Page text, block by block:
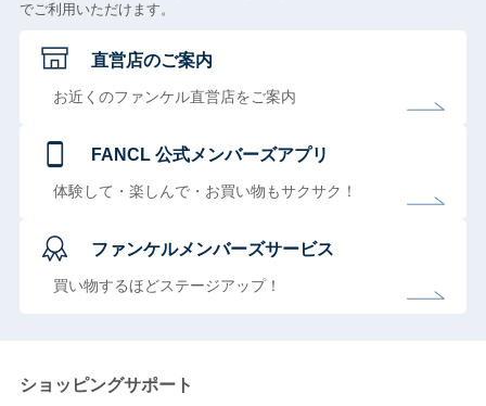
でご利用いただけます。
直営店のご案内
お近くのファンケル直営店をご案内
FANCL 公式メンバーズアプリ
体験して・楽しんで・お買い物もサクサク！
ファンケルメンバーズサービス
買い物するほどステージアップ！
ショッピングサポート